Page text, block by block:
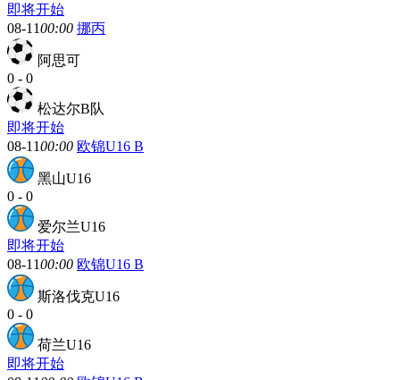
即将开始
08-1100:00 挪丙
阿思可
0 - 0
松达尔B队
即将开始
08-1100:00 欧锦U16 B
黑山U16
0 - 0
爱尔兰U16
即将开始
08-1100:00 欧锦U16 B
斯洛伐克U16
0 - 0
荷兰U16
即将开始